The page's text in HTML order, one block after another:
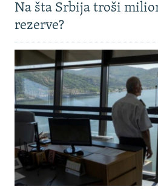
Na šta Srbija troši
rezerve?